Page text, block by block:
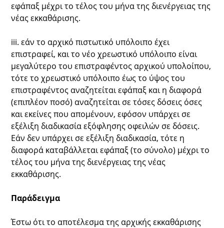
εφάπαξ μέχρι το τέλος του μήνα της διενέργειας της
νέας εκκαθάρισης.
iii. εάν το αρχικό πιστωτικό υπόλοιπο έχει
επιστραφεί, και το νέο χρεωστικό υπόλοιπο είναι
μεγαλύτερο του επιστραφέντος αρχικού υπολοίπου,
τότε το χρεωστικό υπόλοιπο έως το ύψος του
επιστραφέντος αναζητείται εφάπαξ και η διαφορά
(επιπλέον ποσό) αναζητείται σε τόσες δόσεις όσες
και εκείνες που απομένουν, εφόσον υπάρχει σε
εξέλιξη διαδικασία εξόφλησης οφειλών σε δόσεις.
Εάν δεν υπάρχει σε εξέλιξη διαδικασία, τότε η
διαφορά καταβάλλεται εφάπαξ (το σύνολο) μέχρι το
τέλος του μήνα της διενέργειας της νέας
εκκαθάρισης.
Παράδειγμα
Έστω ότι το αποτέλεσμα της αρχικής εκκαθάρισης